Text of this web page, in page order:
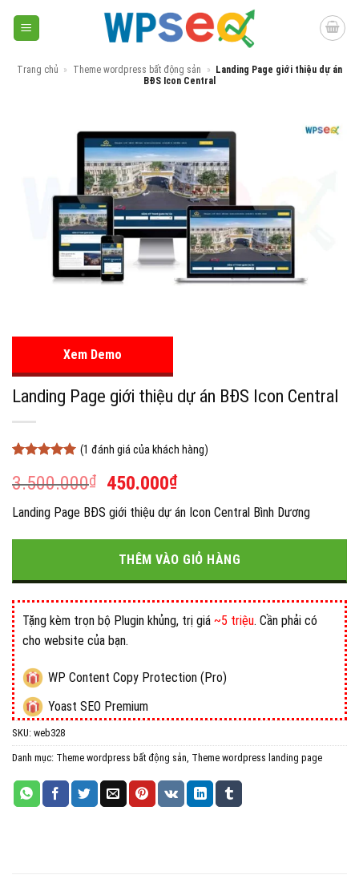
Trang chủ » Theme wordpress bất động sản »
Landing Page giới thiệu dự án
BĐS Icon Central
Xem Demo
Landing Page giới thiệu dự án BĐS Icon Central
dựa trên
đánh giá
(1 đánh giá của khách hàng)
3.500.000₫
Giá
gốc
là:
3.500.000₫.
450.000₫Giá
hiện
tại
là:
450.000₫.
Landing Page BĐS giới thiệu dự án Icon Central Bình Dương
THÊM VÀO GIỎ HÀNG
Tặng kèm trọn bộ Plugin khủng, trị giá ~5 triệu. Cần phải có
cho website của bạn.
WP Content Copy Protection (Pro)
Yoast SEO Premium
All in One WP Migration Unlimited Extension
iThemes Security Pro
Wordfence Security Premium
SKU: web328
Danh mục: Theme wordpress bất động sản, Theme wordpress landing page